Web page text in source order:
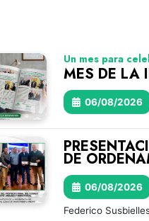
Un mes para
MES DE LA
06/08/2026
DE
06/08/2026
Federico